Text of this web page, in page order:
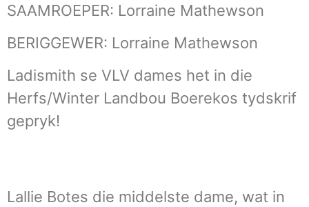
SAAMROEPER: Lorraine Mathewson
BERIGGEWER: Lorraine Mathewson
Ladismith se VLV dames het in die
Herfs/Winter Landbou Boerekos tydskrif
gepryk!
Lallie Botes die middelste dame, wat in